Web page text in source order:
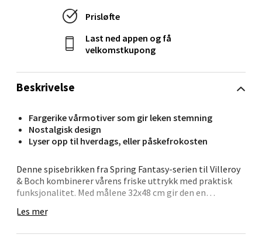
Beskrivelse
Fargerike vårmotiver som gir leken stemning
Nostalgisk design
Lyser opp til hverdags, eller påskefrokosten
Denne spisebrikken fra Spring Fantasy-serien til Villeroy
& Boch kombinerer vårens friske uttrykk med praktisk
funksjonalitet. Med målene 32x48 cm gir den en
den beskytter bordet.
Les mer
Prisløfte
Last ned appen og få
velkomstkupong
Åpent i dag 10-18
0 i butikk
Velg
Bergen - Oasen Senter
Åpent i dag 10-18
0 i butikk